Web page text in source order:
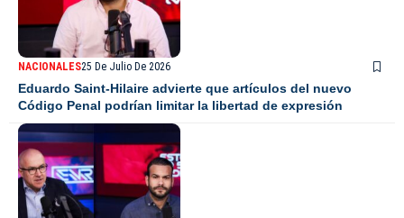
NACIONALES25 De Julio De 2026
Eduardo Saint-Hilaire advierte que artículos del nuevo
Código Penal podrían limitar la libertad de expresión